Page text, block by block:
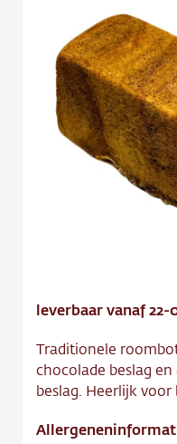
Verkooppunten
Bezorging
Over ons
Contact
leverbaar vanaf
Traditionele
chocolade beslag
beslag. Heerlijk voor